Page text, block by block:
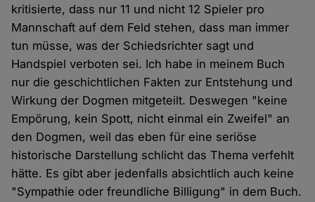
kritisierte, dass nur 11 und nicht 12 Spieler pro
Mannschaft auf dem Feld stehen, dass man immer
tun müsse, was der Schiedsrichter sagt und
Handspiel verboten sei. Ich habe in meinem Buch
nur die geschichtlichen Fakten zur Entstehung und
Wirkung der Dogmen mitgeteilt. Deswegen "keine
Empörung, kein Spott, nicht einmal ein Zweifel" an
den Dogmen, weil das eben für eine seriöse
historische Darstellung schlicht das Thema verfehlt
hätte. Es gibt aber jedenfalls absichtlich auch keine
"Sympathie oder freundliche Billigung" in dem Buch.